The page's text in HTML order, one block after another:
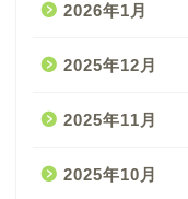
2026年1月
2025年12月
2025年11月
2025年10月